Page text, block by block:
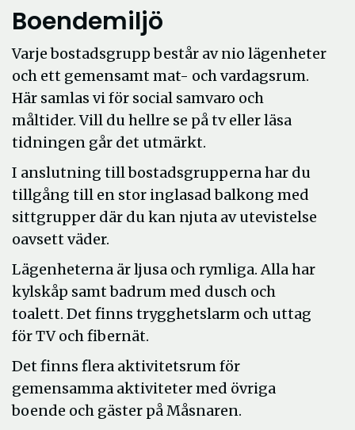
Boendemiljö
Varje bostadsgrupp består av nio lägenheter
och ett gemensamt mat- och vardagsrum.
Här samlas vi för social samvaro och
måltider. Vill du hellre se på tv eller läsa
tidningen går det utmärkt.
I anslutning till bostadsgrupperna har du
tillgång till en stor inglasad balkong med
sittgrupper där du kan njuta av utevistelse
oavsett väder.
Lägenheterna är ljusa och rymliga. Alla har
kylskåp samt badrum med dusch och
toalett. Det finns trygghetslarm och uttag
för TV och fibernät.
Det finns flera aktivitetsrum för
gemensamma aktiviteter med övriga
boende och gäster på Måsnaren.